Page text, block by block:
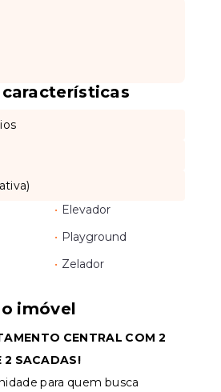
)
• Elevador
• Playground
• Zelador
imóvel
CENTRAL COM 2
2 SACADAS!
para quem busca